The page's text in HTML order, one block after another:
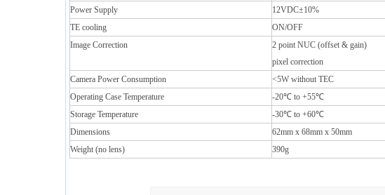
Power Supply
12VDC±10%
TE cooling
ON/OFF
Image Correction
2 point NUC (offset & gain)
pixel correction
Camera Power Consumption
<5W without TEC
Operating Case Temperature
-20℃ to +55℃
Storage Temperature
-30℃ to +60℃
Dimensions
62mm x 68mm x 50mm
Weight (no lens)
390g